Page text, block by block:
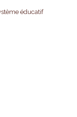
éducatif